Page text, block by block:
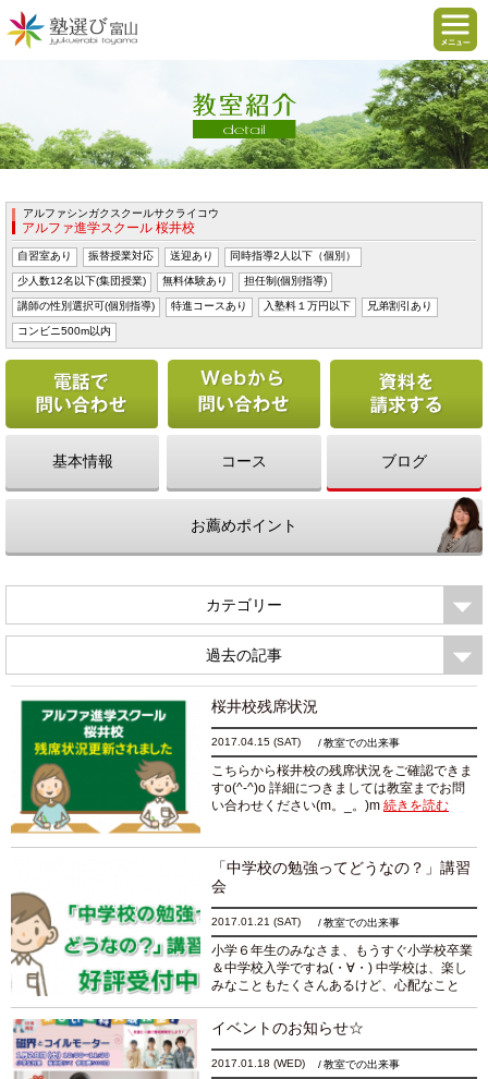
アルファシンガクスクールサクライコウ
アルファ進学スクール 桜井校
自習室あり 振替授業対応 送迎あり 同時指導2人以下（個別）
少人数12名以下(集団授業) 無料体験あり 担任制(個別指導)
講師の性別選択可(個別指導) 特進コースあり 入塾料１万円以下 兄弟割引あり
コンビニ500m以内
電話で問い合わせる Webから問い合わせ
基本情報 コース ブログ
お薦めポイント
カテゴリー
過去の記事
桜井校残席状況
2017.04.15(SAT) 教室での出来事
こちらから桜井校の残席状況をご確認できま
すo(^-^)o 詳細につきましては教室までお問
い合わせください(m。_。)m続きを読む
「中学校の勉強ってどうなの？」講習
会
2017.01.21(SAT) 教室での出来事
小学６年生のみなさま、もうすぐ小学校卒業
＆中学校入学ですね(・∀・) 中学校は、楽し
みなこともたくさんあるけど、心配なこと
大変？ 難しいの？」 ■「中間テストっ
て？ ...続きを読む
イベントのお知らせ☆
2017.01.18(WED) 教室での出来事